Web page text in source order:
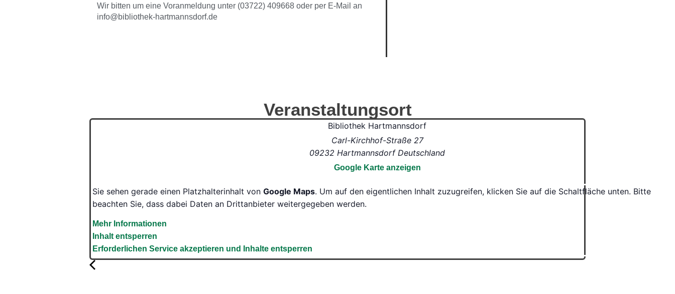
Wir bitten um eine Voranmeldung unter (03722) 409668 oder per E-Mail an
info@bibliothek-hartmannsdorf.de
Veranstaltungsort
Bibliothek Hartmannsdorf
Carl-Kirchhof-Straße 27
09232 Hartmannsdorf Deutschland
Google Karte anzeigen
Sie sehen gerade einen Platzhalterinhalt von Google Maps. Um auf den eigentlichen Inhalt zuzugreifen, klicken Sie auf die Schaltfläche unten. Bitte
beachten Sie, dass dabei Daten an Drittanbieter weitergegeben werden.
Mehr Informationen
Inhalt entsperren
Erforderlichen Service akzeptieren und Inhalte entsperren